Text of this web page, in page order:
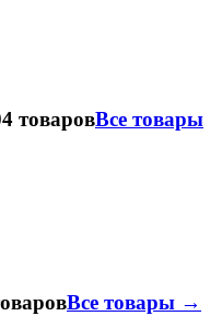
товаровВсе товары
Все товары →